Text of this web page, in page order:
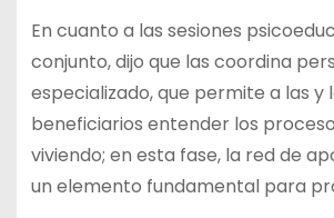
En cuanto a las sesiones
conjunto, dijo que las coordina
especializado, que permite a las y
beneficiarios entender los
viviendo; en esta fase, la red de
un elemento fundamental para